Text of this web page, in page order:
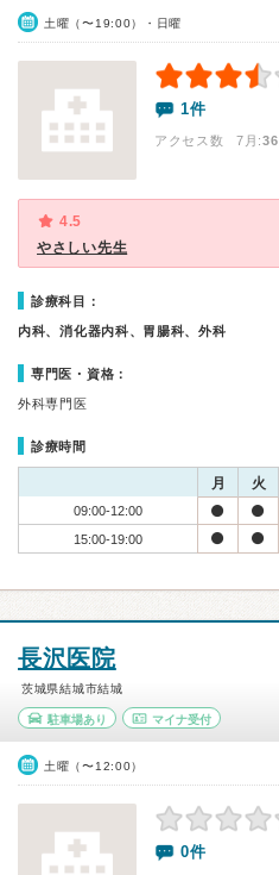
土曜（〜19:00）・日曜
1件
アクセス数 7月:36
4.5
やさしい先生
診療科目：
内科、消化器内科、胃腸科、外科
専門医・資格：
外科専門医
診療時間
月 火
09:00-12:00
15:00-19:00
長沢医院
茨城県結城市結城
駐車場あり マイナ受付
土曜（〜12:00）
0件